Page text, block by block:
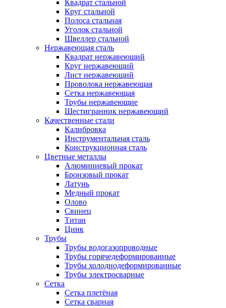
Квадрат стальной
Круг стальной
Полоса стальная
Уголок стальной
Швеллер стальной
Нержавеющая сталь
Квадрат нержавеющий
Круг нержавеющий
Лист нержавеющий
Проволока нержавеющая
Сетка нержавеющая
Трубы нержавеющие
Шестигранник нержавеющий
Качественные стали
Калибровка
Инструментальная сталь
Конструкционная сталь
Цветные металлы
Алюминиевый прокат
Бронзовый прокат
Латунь
Медный прокат
Олово
Свинец
Титан
Цинк
Трубы
Трубы водогазопроводные
Трубы горячедеформированные
Трубы холоднодеформированные
Трубы электросварные
Сетка
Сетка плетёная
Сетка сварная